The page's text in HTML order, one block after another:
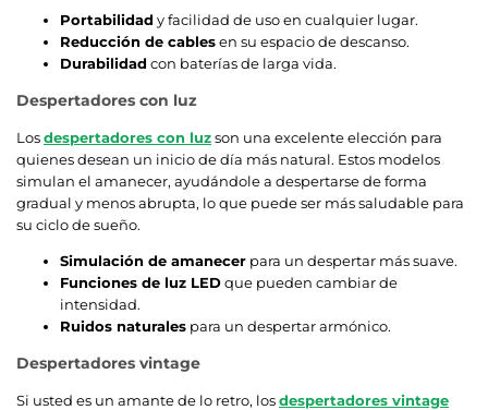
Portabilidad y facilidad de uso en cualquier lugar.
Reducción de cablesen su espacio de descanso.
Durabilidad con baterías de larga vida.
Despertadores con luz
Losdespertadores con luzson una excelente elección para
quienes desean un inicio de día más natural. Estos modelos
simulan el amanecer, ayudándole a despertarse de forma
gradual y menos abrupta, lo que puede ser más saludable para
su ciclo de sueño.
Simulación de amanecer para un despertar más suave.
Funciones de luz LEDque pueden cambiar de
intensidad.
Ruidos naturales para un despertar armónico.
Despertadores vintage
Si usted es un amante de lo retro, losdespertadores vintage